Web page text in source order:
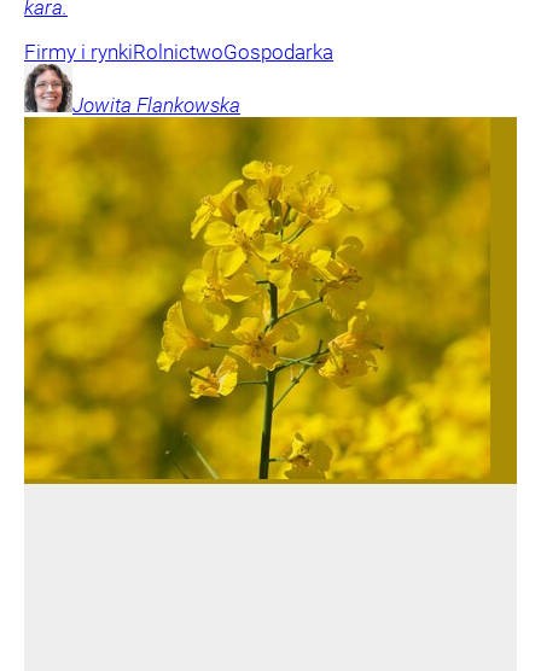
kara.
Firmy i rynkiRolnictwoGospodarka
Jowita Flankowska